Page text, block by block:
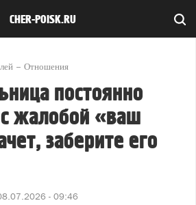
CHER-POISK.RU
Отношения
постоянно
жалобой «ваш
заберите его
- 09:46